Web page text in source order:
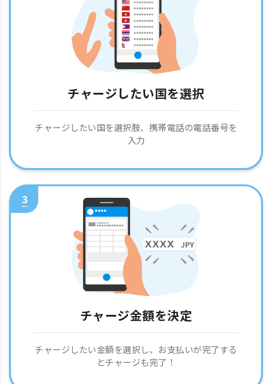
チャージしたい国を選択
チャージしたい国を選択肢、携帯電話の電話番号を
入力
3
チャージ金額を決定
チャージしたい金額を選択し、お支払いが完了する
とチャージも完了！